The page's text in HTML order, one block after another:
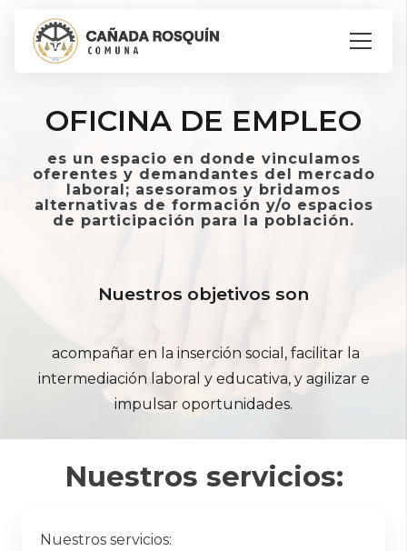
OFICINA DE EMPLEO
es un espacio en donde vinculamos
oferentes y demandantes del mercado
laboral; asesoramos y bridamos
alternativas de formación y/o espacios
de participación para la población.
Nuestros objetivos son
acompañar en la inserción social, facilitar la
intermediación laboral y educativa, y agilizar e
impulsar oportunidades.
Nuestros servicios:
Nuestros servicios: